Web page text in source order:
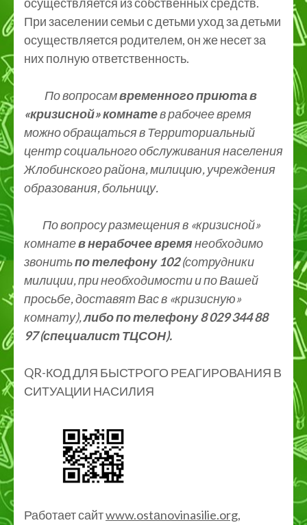
При заселении семьи с детьми уход за детьми
осуществляется родителем, он же несет за
них полную ответственность.
По вопросамвременного приюта в
«кризисной» комнатев рабочее время
можно обращаться в Территориальный
центр социального обслуживания населения
Жлобинского района, милицию, учреждения
образования, больницу.
По вопросу размещения в «кризисной»
комнатев нерабочее времянеобходимо
звонитьпо телефону 102(сотрудники
милиции, при необходимости и по Вашей
просьбе, доставят Вас в «кризисную»
комнату),либо по телефону 8 029 344 88
97 (специалист ТЦСОН).
QR-КОД ДЛЯ БЫСТРОГО РЕАГИРОВАНИЯ В
СИТУАЦИИ НАСИЛИЯ
Работает сайтwww.ostаnovinasilie.org,